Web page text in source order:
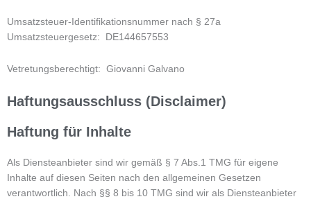
Umsatzsteuer-Identifikationsnummer nach § 27a
Umsatzsteuergesetz: DE144657553
Vetretungsberechtigt: Giovanni Galvano
Haftungsausschluss (Disclaimer)
Haftung für Inhalte
Als Diensteanbieter sind wir gemäß § 7 Abs.1 TMG für eigene
Inhalte auf diesen Seiten nach den allgemeinen Gesetzen
verantwortlich. Nach §§ 8 bis 10 TMG sind wir als Diensteanbieter